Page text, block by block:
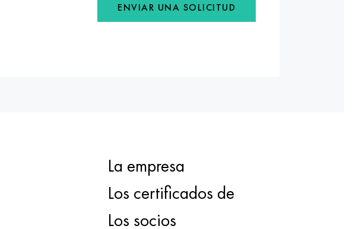
ENVIAR UNA SOLICITUD
La empresa
Los certificados de
Los socios